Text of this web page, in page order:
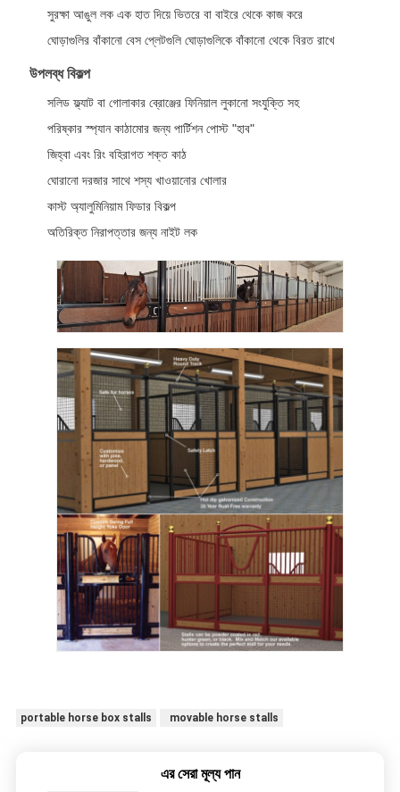
সুরক্ষা আঙুল লক এক হাত দিয়ে ভিতরে বা বাইরে থেকে কাজ করে
ঘোড়াগুলির বাঁকানো বেস প্লেটগুলি ঘোড়াগুলিকে বাঁকানো থেকে বিরত রাখে
উপলব্ধ বিকল্প
সলিড ফ্ল্যাট বা গোলাকার ব্রোঞ্জের ফিনিয়াল লুকানো সংযুক্তি সহ
পরিষ্কার স্প্যান কাঠামোর জন্য পার্টিশন পোস্ট "হাব"
জিহ্বা এবং রিং বহিরাগত শক্ত কাঠ
ঘোরানো দরজার সাথে শস্য খাওয়ানোর খোলার
কাস্ট অ্যালুমিনিয়াম ফিডার বিকল্প
অতিরিক্ত নিরাপত্তার জন্য নাইট লক
portable horse box stalls movable horse stalls
এর সেরা মূল্য পান